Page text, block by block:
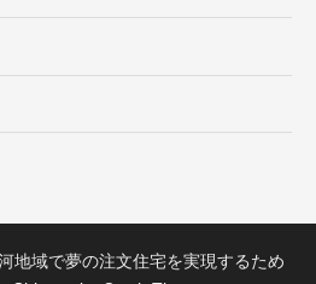
地域で夢の注文住宅を実現するため